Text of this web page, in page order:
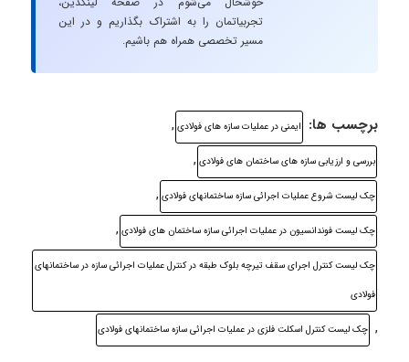
تجربیاتمان را به اشتراک بگذاریم و در این
مسیر تخصصی همراه هم باشیم.
برچسب ها: ایمنی در عملیات سازه های فولادی ,
بررسی و ارزیابی سازه های ساختمان های فولادی ,
چک لیست شروع عملیات اجرائی سازه ساختمانهای فولادی ,
چک لیست فوندانسیون در عملیات اجرائی سازه ساختمان های فولادی ,
چک لیست کنترل اجرای سقف تیرچه بلوک طبقه در کنترل عملیات اجرائی سازه در ساختمانهای
فولادی
, چک لیست کنترل اسکلت فلزی در عملیات اجرائی سازه ساختمانهای فولادی